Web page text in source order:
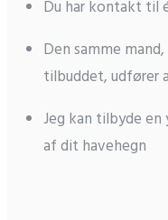
Du har kontakt til
Den samme
tilbuddet, udfører
Jeg kan tilbyde
af dit havehegn